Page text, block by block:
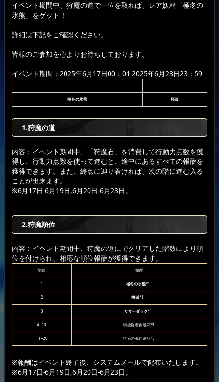
イベント期間中、狩魔の道で一位を取れば、レア妖精「極冬の
氷熊」をゲット！
詳細は下記をご確認ください。
皆様のご参加を心よりお待ちしております。
イベント期間：2025年6月17日00：01-2025年6月23日23：59
極冬の氷熊 桜狐
1.狩魔の道
内容：イベント期間中、「狩魔石」を消費して行動力点数を獲
得し、行動力点数を使って進むと、途中にあるすべての報酬を
獲得できます。また、終点に辿り着ければ、次の階に進む入る
ことが出来ます。
※6月17日-6月19日,6月20日-6月23日。
2.狩魔順位
内容：イベント期間中、狩魔の道にでクリアした階数により順
位を付けられ、相応な順位報酬が獲得できます。
順位 報酬
1 極冬の氷熊*1
2 桜狐*1
3 サマーダック*1
4~10 特級従者自選箱*1
11~20 従者の魂自選箱*5
※報酬はイベント終了後、システムメールで配布いたします。
※6月17日-6月19日,6月20日-6月23日。